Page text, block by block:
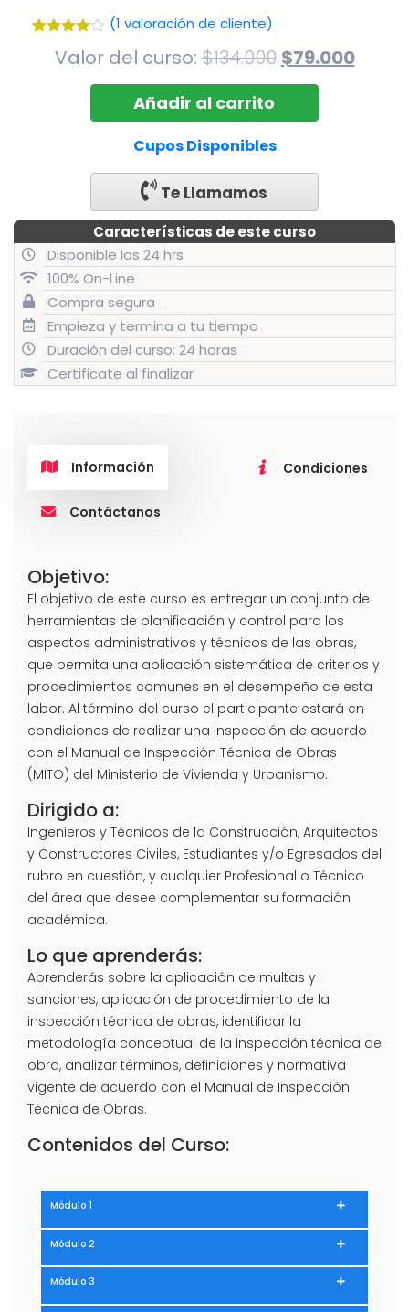
con4.00
(1 valoración de cliente)
Valor del curso:$134.000 El
precio
era:
$79.000El
cantidad
Añadir al carrito
Cupos Disponibles
Te Llamamos
Características de este curso
Disponible las 24 hrs
100% On-Line
Compra segura
Empieza y termina a tu tiempo
Duración del curso: 24 horas
Certificate al finalizar
Información Condiciones
Contáctanos
Objetivo:
El objetivo de este curso es entregar un conjunto de
herramientas de planificación y control para los
aspectos administrativos y técnicos de las obras,
que permita una aplicación sistemática de criterios y
procedimientos comunes en el desempeño de esta
labor. Al término del curso el participante estará en
condiciones de realizar una inspección de acuerdo
con el Manual de Inspección Técnica de Obras
(MITO) del Ministerio de Vivienda y Urbanismo.
Dirigido a:
Ingenieros y Técnicos de la Construcción, Arquitectos
y Constructores Civiles, Estudiantes y/o Egresados del
rubro en cuestión, y cualquier Profesional o Técnico
del área que desee complementar su formación
académica.
Lo que aprenderás:
Aprenderás sobre la aplicación de multas y
sanciones, aplicación de procedimiento de la
inspección técnica de obras, identificar la
metodología conceptual de la inspección técnica de
obra, analizar términos, definiciones y normativa
vigente de acuerdo con el Manual de Inspección
Técnica de Obras.
Contenidos del Curso:
Módulo 1
Módulo 2
Módulo 3